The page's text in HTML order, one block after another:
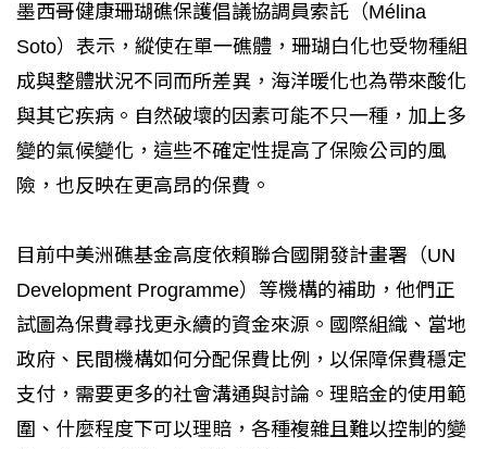
墨西哥健康珊瑚礁保護倡議協調員索託（Mélina
Soto）表示，縱使在單一礁體，珊瑚白化也受物種組
成與整體狀況不同而所差異，海洋暖化也為帶來酸化
與其它疾病。自然破壞的因素可能不只一種，加上多
變的氣候變化，這些不確定性提高了保險公司的風
險，也反映在更高昂的保費。
目前中美洲礁基金高度依賴聯合國開發計畫署（UN
Development Programme）等機構的補助，他們正
試圖為保費尋找更永續的資金來源。國際組織、當地
政府、民間機構如何分配保費比例，以保障保費穩定
支付，需要更多的社會溝通與討論。理賠金的使用範
圍、什麼程度下可以理賠，各種複雜且難以控制的變